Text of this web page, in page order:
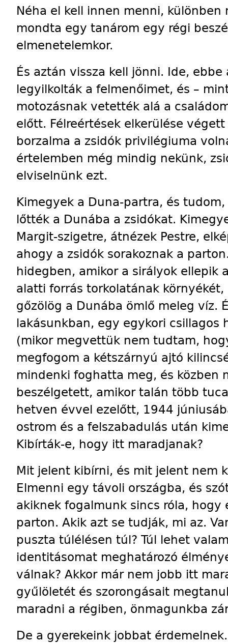
Néha el kell innen menni,
mondta egy tanárom egy régi
elmenetelemkor.
És aztán vissza kell jönni. Ide,
legyilkolták a felmenőimet, és –
motozásnak vetették alá a
előtt. Félreértések elkerülése
borzalma a zsidók privilégiuma
értelemben még mindig nekünk,
elviselnünk ezt.
Kimegyek a Duna-partra, és
lőtték a Dunába a zsidókat.
Margit-szigetre, átnézek Pestre,
ahogy a zsidók sorakoznak a
hidegben, amikor a sirályok ellepik
alatti forrás torkolatának környékét,
gőzölög a Dunába ömlő meleg víz.
lakásunkban, egy egykori csillagos
(mikor megvettük nem tudtam,
megfogom a kétszárnyú ajtó
mindenki foghatta meg, és közben
beszélgetett, amikor talán több
hetven évvel ezelőtt, 1944
ostrom és a felszabadulás után
Kibírták-e, hogy itt maradjanak?
Mit jelent kibírni, és mit jelent nem
Elmenni egy távoli országba, és
akiknek fogalmunk sincs róla,
parton. Akik azt se tudják, mi az.
puszta túlélésen túl? Túl lehet
identitásomat meghatározó
válnak? Akkor már nem jobb itt
gyűlöletét és szorongásait
maradni a régiben, önmagunkba
De a gyerekeink jobbat